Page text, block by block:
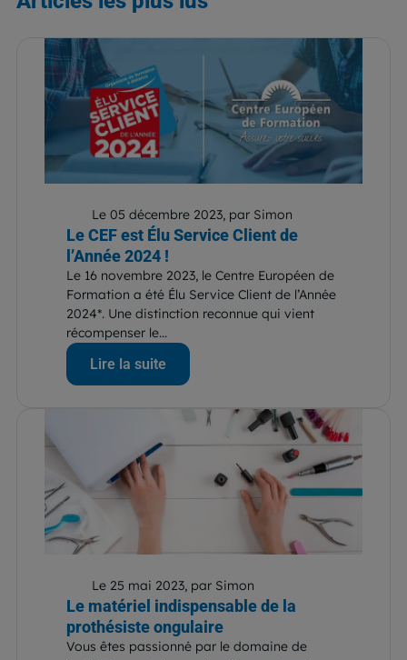
Le 05 décembre 2023, par Simon
Le CEF est Élu Service Client de
l’Année 2024 !
Le 16 novembre 2023, le Centre Européen de
Formation a été Élu Service Client de l’Année
2024*. Une distinction reconnue qui vient
récompenser le...
Lire la suite
Le 25 mai 2023, par Simon
Le matériel indispensable de la
prothésiste ongulaire
Vous êtes passionné par le domaine de